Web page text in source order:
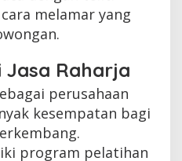
melamar yang
Jasa Raharja
perusahaan
kesempatan bagi
program pelatihan